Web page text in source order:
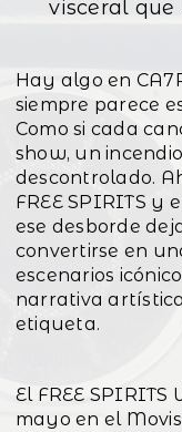
visceral que
Hay algo en
siempre parece
Como si cada
show, un
descontrolado.
FREE SPIRITS y
ese desborde
convertirse en
escenarios
narrativa
etiqueta.
El FREE
mayo en el